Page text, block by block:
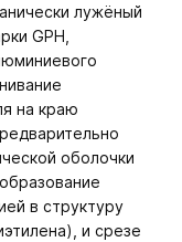
лужёный
GPH,
на краю
оболочки
в структуру
и срезе